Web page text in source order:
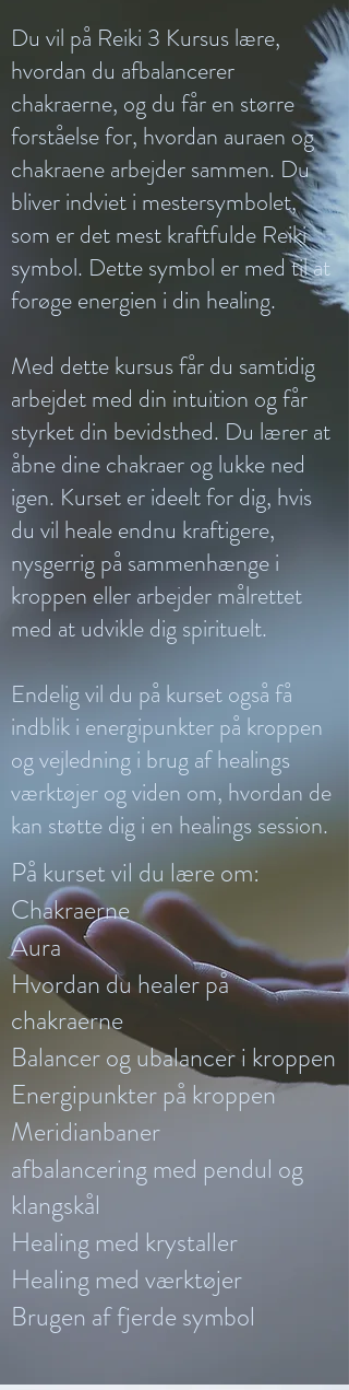
Du vil på Reiki 3 Kursus lære,
hvordan du afbalancerer
chakraerne, og du får en større
forståelse for, hvordan auraen og
chakraene arbejder sammen. Du
bliver indviet i mestersymbolet,
som er det mest kraftfulde Reiki
symbol. Dette symbol er med til at
forøge energien i din healing.
Med dette kursus får du samtidig
arbejdet med din intuition og får
styrket din bevidsthed. Du lærer at
åbne dine chakraer og lukke ned
igen. Kurset er ideelt for dig, hvis
du vil heale endnu kraftigere,
nysgerrig på sammenhænge i
kroppen eller arbejder målrettet
med at udvikle dig spirituelt.
Endelig vil du på kurset også få
indblik i energipunkter på kroppen
og vejledning i brug af healings
værktøjer og viden om, hvordan de
kan støtte dig i en healings session.
På kurset vil du lære om:
Chakraerne
Aura
Hvordan du healer på
chakraerne
Balancer og ubalancer i kroppen
Energipunkter på kroppen
Meridianbaner
afbalancering med pendul og
klangskål
Healing med krystaller
Healing med værktøjer
Brugen af fjerde symbol